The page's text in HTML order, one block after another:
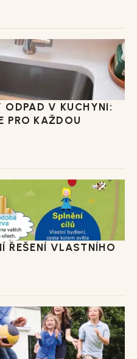
V KUCHYNI:
PRO KAŽDOU
ŘEŠENÍ VLASTNÍHO